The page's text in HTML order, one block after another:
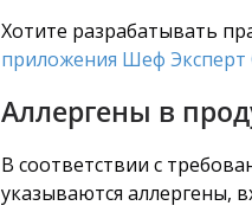
Хотите разрабатывать
приложения Шеф Эксперт
Аллергены в
В соответствии с
указываются аллергены,